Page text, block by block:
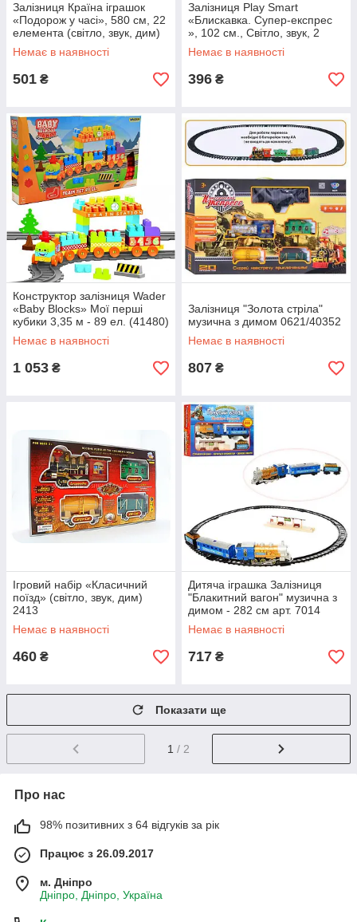
Залізниця Країна іграшок
«Подорож у часі», 580 см, 22
елемента (світло, звук, дим)
червона (K1107)
Немає в наявності
501 ₴
Залізниця Play Smart
«Блискавка. Супер-експрес
», 102 см., Світло, звук, 2
мелодії (9712-1B)
Немає в наявності
396 ₴
Конструктор залізниця Wader
«Baby Blocks» Мої перші
кубики 3,35 м - 89 ел. (41480)
Немає в наявності
1 053 ₴
Залізниця "Золота стріла"
музична з димом 0621/40352
Немає в наявності
807 ₴
Ігровий набір «Класичний
поїзд» (світло, звук, дим)
2413
Немає в наявності
460 ₴
Дитяча іграшка Залізниця
"Блакитний вагон" музична з
димом - 282 см арт. 7014
Немає в наявності
717 ₴
Показати ще
1 / 2
Про нас
98% позитивних з 64 відгуків за рік
Працює з 26.09.2017
м. Дніпро
Дніпро, Дніпро, Україна